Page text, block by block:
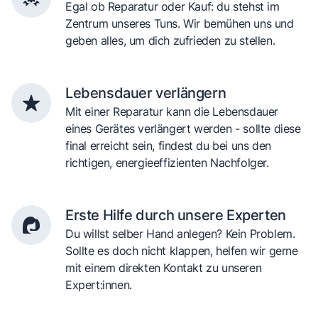
Egal ob Reparatur oder Kauf: du stehst im
Zentrum unseres Tuns. Wir bemühen uns und
geben alles, um dich zufrieden zu stellen.
Lebensdauer verlängern
Mit einer Reparatur kann die Lebensdauer
eines Gerätes verlängert werden - sollte diese
final erreicht sein, findest du bei uns den
richtigen, energieeffizienten Nachfolger.
Erste Hilfe durch unsere Experten
Du willst selber Hand anlegen? Kein Problem.
Sollte es doch nicht klappen, helfen wir gerne
mit einem direkten Kontakt zu unseren
Expert:innen.